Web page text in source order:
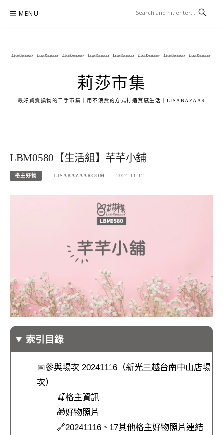
MENU
莉莎市集
最好買賣換物的二手市集｜用不浪費的方式打造質感生活｜LISABAZAAR
LBM0580【生活組】芊芊小舖
格主好物 LISABAZAARCOM 2024-11-12
索引目錄
📅參與場次 20241116（新光三越台南中山店場
次）
🍒格主資訊
🎁好物照片
🔗20241116、17其他格主好物照片連結